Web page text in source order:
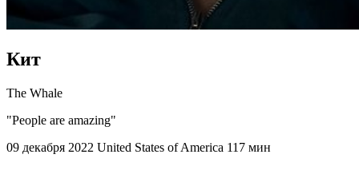
Кит
The Whale
"People are amazing"
09 декабря 2022 United States of America 117 мин